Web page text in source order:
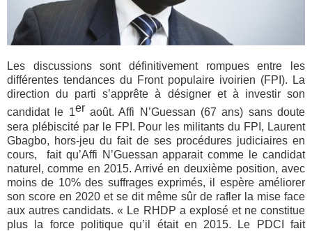
Les discussions sont définitivement rompues entre les
différentes tendances du Front populaire ivoirien (FPI). La
direction du parti s’apprête à désigner et à investir son
candidat le 1er août. Affi N’Guessan (67 ans) sans doute
sera plébiscité par le FPI. Pour les militants du FPI, Laurent
Gbagbo, hors-jeu du fait de ses procédures judiciaires en
cours, fait qu’Affi N’Guessan apparait comme le candidat
naturel, comme en 2015. Arrivé en deuxième position, avec
moins de 10% des suffrages exprimés, il espère améliorer
son score en 2020 et se dit même sûr de rafler la mise face
aux autres candidats. « Le RHDP a explosé et ne constitue
plus la force politique qu’il était en 2015. Le PDCI fait